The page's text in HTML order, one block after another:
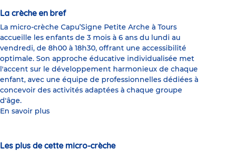
La crèche en bref
La micro-crèche Capu’Signe Petite Arche à Tours
accueille les enfants de 3 mois à 6 ans du lundi au
vendredi, de 8h00 à 18h30, offrant une accessibilité
optimale. Son approche éducative individualisée met
l'accent sur le développement harmonieux de chaque
enfant, avec une équipe de professionnelles dédiées à
concevoir des activités adaptées à chaque groupe
d'âge.
En savoir plus
Les plus de cette micro-crèche